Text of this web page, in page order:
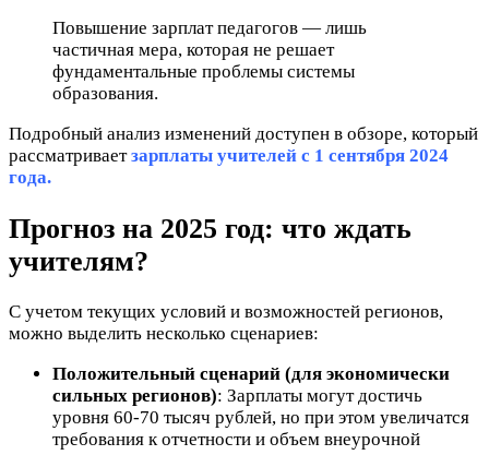
Повышение зарплат педагогов — лишь
частичная мера, которая не решает
фундаментальные проблемы системы
образования.
Подробный анализ изменений доступен в обзоре, который
рассматриваетзарплаты учителей с 1 сентября 2024
года.
Прогноз на 2025 год: что ждать
учителям?
С учетом текущих условий и возможностей регионов,
можно выделить несколько сценариев:
Положительный сценарий (для экономически
сильных регионов): Зарплаты могут достичь
уровня 60-70 тысяч рублей, но при этом увеличатся
требования к отчетности и объем внеурочной